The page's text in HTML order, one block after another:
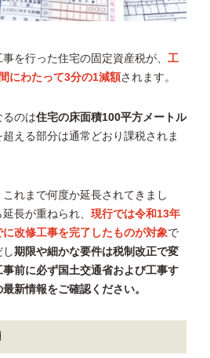
を行った住宅の固定資産税が、 工
にわたって3分の1減額されます。
るのは住宅の床面積100平方メートル
える部分は通常どおり課税されま
れまで何度か延長されてきまし
長が重ねられ、 現行では令和13年
に改修工事を完了したものが対象で
期限や細かな要件は税制改正で変
前に必ず国土交通省および工事す
新情報をご確認ください。